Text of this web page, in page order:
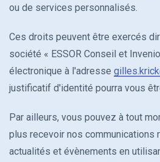
ou de services personnalisés.
Ces droits peuvent être exercés
société « ESSOR Conseil et
électronique à l'adresse
justificatif d'identité pourra vous
Par ailleurs, vous pouvez à tout
plus recevoir nos communications
actualités et évènements en